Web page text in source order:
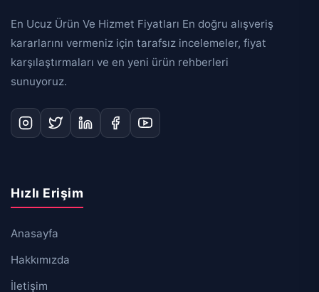
En Ucuz Ürün Ve Hizmet Fiyatları En doğru alışveriş
kararlarını vermeniz için tarafsız incelemeler, fiyat
karşılaştırmaları ve en yeni ürün rehberleri
sunuyoruz.
Hızlı Erişim
Anasayfa
Hakkımızda
İletişim